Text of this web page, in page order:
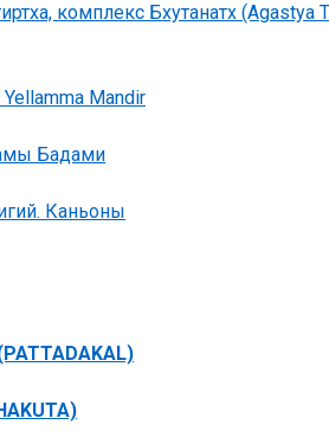
комплекс Бхутанатх (Agastya
Mandir
Бадами
Каньоны